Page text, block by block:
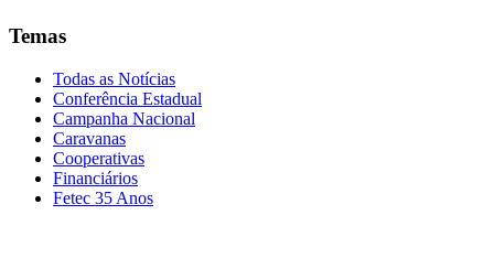
Temas
Todas as Notícias
Conferência Estadual
Campanha Nacional
Caravanas
Cooperativas
Financiários
Fetec 35 Anos